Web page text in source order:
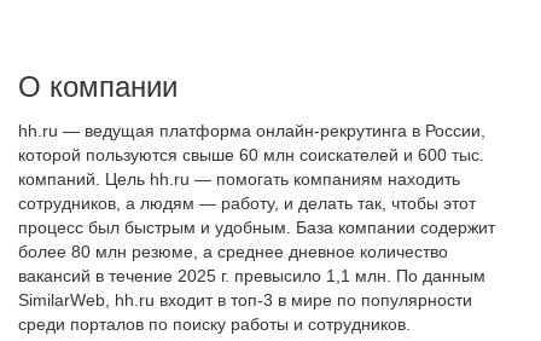
О компании
hh.ru — ведущая платформа онлайн-рекрутинга в России,
которой пользуются свыше 60 млн соискателей и 600 тыс.
компаний. Цель hh.ru — помогать компаниям находить
сотрудников, а людям — работу, и делать так, чтобы этот
процесс был быстрым и удобным. База компании содержит
более 80 млн резюме, а среднее дневное количество
вакансий в течение 2025 г. превысило 1,1 млн. По данным
SimilarWeb, hh.ru входит в топ-3 в мире по популярности
среди порталов по поиску работы и сотрудников.